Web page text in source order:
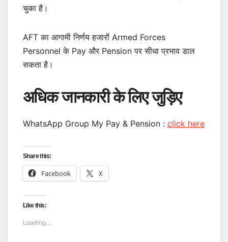
चुका है।
AFT का आगामी निर्णय हजारों Armed Forces
Personnel के Pay और Pension पर सीधा प्रभाव डाल
सकता है।
अधिक जानकारी के लिए जुड़िए
WhatsApp Group My Pay & Pension : click here
Share this:
Facebook X
Like this:
Loading...